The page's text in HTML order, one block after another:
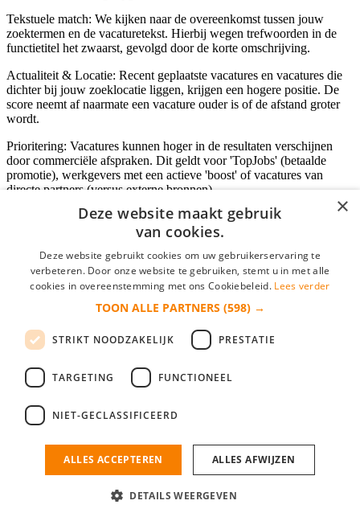
Tekstuele match: We kijken naar de overeenkomst tussen jouw
zoektermen en de vacaturetekst. Hierbij wegen trefwoorden in de
functietitel het zwaarst, gevolgd door de korte omschrijving.
Actualiteit & Locatie: Recent geplaatste vacatures en vacatures die
dichter bij jouw zoeklocatie liggen, krijgen een hogere positie. De
score neemt af naarmate een vacature ouder is of de afstand groter
wordt.
Prioritering: Vacatures kunnen hoger in de resultaten verschijnen
door commerciële afspraken. Dit geldt voor 'TopJobs' (betaalde
promotie), werkgevers met een actieve 'boost' of vacatures van
directe partners (versus externe bronnen).
Inloggen als bedrijf
*
login gegevens onthouden
login
Bedrijf aanmelden
nieuwe collega/werknemer zo gevonden!
×
Deze website maakt gebruik
van cookies.
Deze website gebruikt cookies om uw gebruikerservaring te
verbeteren. Door onze website te gebruiken, stemt u in met alle
cookies in overeenstemming met ons Cookiebeleid. Lees verder
TOON ALLE PARTNERS (598) →
STRIKT NOODZAKELIJK PRESTATIE
TARGETING FUNCTIONEEL
NIET-GECLASSIFICEERD
ALLES ACCEPTEREN ALLES AFWIJZEN
DETAILS WEERGEVEN